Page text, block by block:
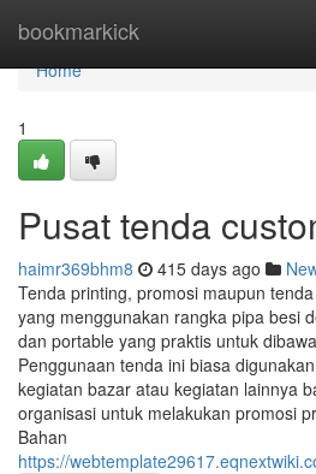
bookmarkick
Home
Home
1
Pusat tenda
haimr369bhm8 415 days ago
Tenda printing, promosi maupun
yang menggunakan rangka pipa besi
dan portable yang praktis untuk
Penggunaan tenda ini biasa
kegiatan bazar atau kegiatan lainnya
organisasi untuk melakukan promosi
Bahan
https://